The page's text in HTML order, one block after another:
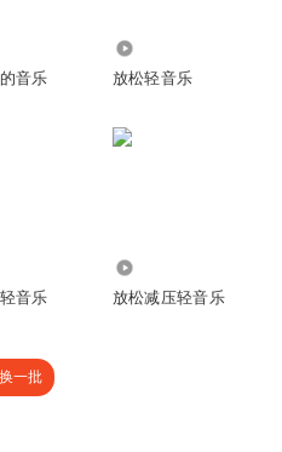
音乐 放松轻音乐
音乐 放松减压轻音乐
换一批